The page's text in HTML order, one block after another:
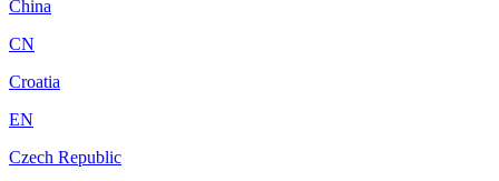
China
CN
Croatia
EN
Czech Republic